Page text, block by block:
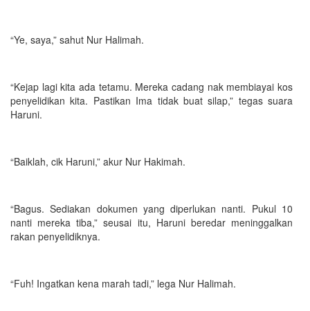
“Ye, saya,” sahut Nur Halimah.
“Kejap lagi kita ada tetamu. Mereka cadang nak membiayai kos
penyelidikan kita. Pastikan Ima tidak buat silap,” tegas suara
Haruni.
“Baiklah, cik Haruni,” akur Nur Hakimah.
“Bagus. Sediakan dokumen yang diperlukan nanti. Pukul 10
nanti mereka tiba,” seusai itu, Haruni beredar meninggalkan
rakan penyelidiknya.
“Fuh! Ingatkan kena marah tadi,” lega Nur Halimah.